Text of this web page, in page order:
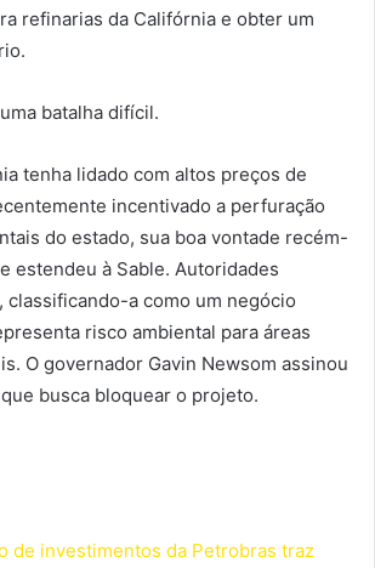
refinarias da Califórnia e obter um
batalha difícil.
tenha lidado com altos preços de
incentivado a perfuração
do estado, sua boa vontade recém-
estendeu à Sable. Autoridades
classificando-a como um negócio
risco ambiental para áreas
O governador Gavin Newsom assinou
busca bloquear o projeto.
de investimentos da Petrobras traz